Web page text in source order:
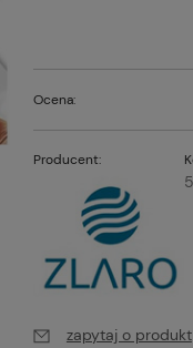
Ocena:
Producent:
zapytaj o produkt